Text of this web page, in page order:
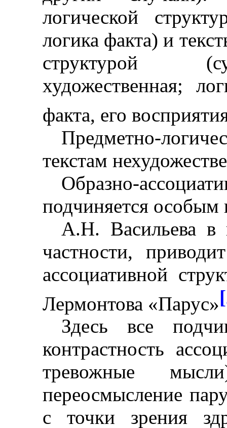
логической
логика факта) и
структурой
художественная;
факта, его
Предметно-
текстам
Образно-
подчиняется особым
А.Н. Васильева в
частности,
ассоциативной
Лермонтова «Парус»
Здесь все
контрастность
тревожные
переосмысление
с точки зрения